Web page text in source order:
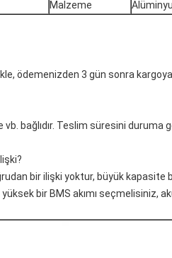
Malzeme
ödemenizden 3 gün sonra
bağlıdır. Teslim süresini
bir ilişki yoktur, büyük
bir BMS akımı seçmelisiniz,